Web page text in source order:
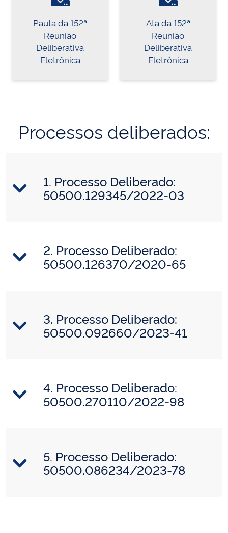
Pauta da 152ª
Reunião
Deliberativa
Eletrônica
Ata da 152ª
Reunião
Deliberativa
Eletrônica
Processos deliberados:
1. Processo Deliberado:
50500.129345/2022-03
2. Processo Deliberado:
50500.126370/2020-65
3. Processo Deliberado:
50500.092660/2023-41
4. Processo Deliberado:
50500.270110/2022-98
5. Processo Deliberado:
50500.086234/2023-78